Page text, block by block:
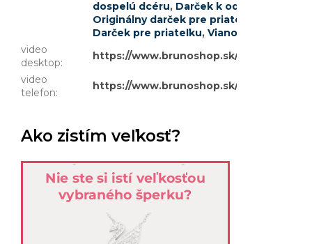
dospelú dcéru, Darček k odchodu na
Originálny darček pre priateľku
Darček pre priateľku, Vianočné darčeky
video
desktop:
https://www.brunoshop.sk/user/
video
telefon:
https://www.brunoshop.sk/user/
Ako zistím veľkosť?